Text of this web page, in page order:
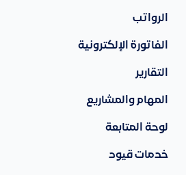
الرواتب
الفاتورة الإلكترونية
التقارير
المهام والمشاريع
لوحة المتابعة
خدمات قيود